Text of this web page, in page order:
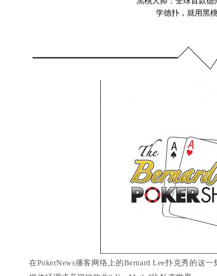
学德扑，就用黑
在PokerNews播客网络上的Bernard Lee扑克秀的这